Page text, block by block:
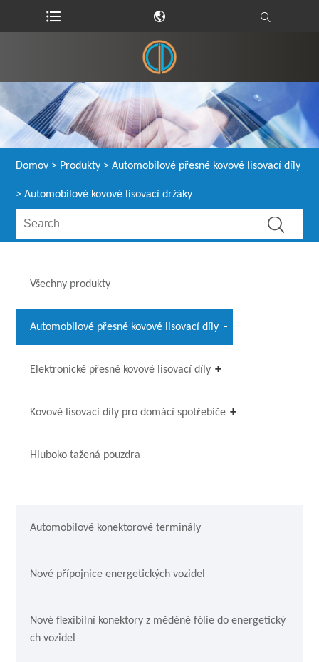
Domov > Produkty >Automobilové přesné kovové lisovací díly
> Automobilové kovové lisovací držáky
Všechny produkty
Automobilové přesné kovové lisovací díly
Elektronické přesné kovové lisovací díly
Kovové lisovací díly pro domácí spotřebiče
Hluboko tažená pouzdra
Automobilové konektorové terminály
Nové přípojnice energetických vozidel
Nové flexibilní konektory z měděné fólie do energetický
ch vozidel